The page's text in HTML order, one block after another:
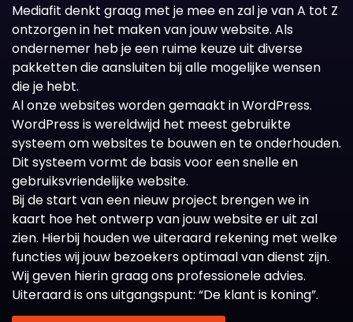
Mediafit denkt graag met je mee en zal je van A tot Z
ontzorgen in het maken van jouw website. Als
ondernemer heb je een ruime keuze uit diverse
pakketten die aansluiten bij alle mogelijke wensen
die je hebt.
Al onze websites worden gemaakt in WordPress.
WordPress is wereldwijd het meest gebruikte
systeem om websites te bouwen en te onderhouden.
Dit systeem vormt de basis voor een snelle en
gebruiksvriendelijke website.
Bij de start van een nieuw project brengen we in
kaart hoe het ontwerp van jouw website er uit zal
zien. Hierbij houden we uiteraard rekening met welke
functies wij jouw bezoekers optimaal van dienst zijn.
Wij geven hierin graag ons professionele advies.
Uiteraard is ons uitgangspunt: “De klant is koning”.